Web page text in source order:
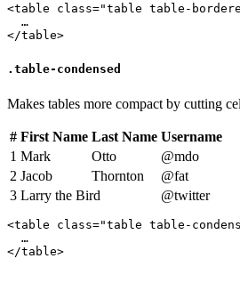
<table class="table table-
  …
</table>
.table-condensed
Makes tables more compact by cutting
# First Name Last Name Username
1 Mark Otto
@mdo
2 Jacob Thornton
@fat
3 Larry the Bird @twitter
<table class="table table-
  …
</table>